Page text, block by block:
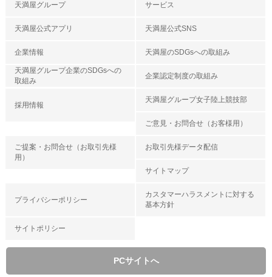
天満屋グループ サービス
天満屋公式アプリ 天満屋公式SNS
企業情報 天満屋のSDGsへの取組み
天満屋グループ企業のSDGsへの
取組み
企業認定制度の取組み
採用情報
天満屋グループ女子陸上競技部
ご意見・お問合せ（お客様用）
ご提案・お問合せ（お取引先様
用）
お取引先様データ配信
サイトマップ
プライバシーポリシー
カスタマーハラスメントに対する
基本方針
サイトポリシー
PCサイトへ